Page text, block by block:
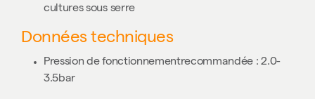
cultures sous serre
Données techniques
Pression de fonctionnementrecommandée : 2.0-
3.5bar